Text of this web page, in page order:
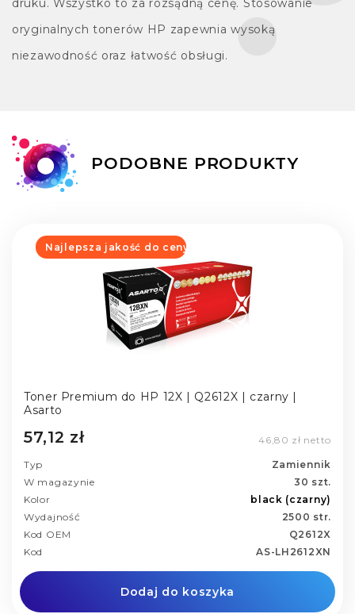
druku. Wszystko to za rozsądną cenę. Stosowanie
oryginalnych tonerów HP zapewnia wysoką
niezawodność oraz łatwość obsługi.
PODOBNE PRODUKTY
Najlepsza jakość do ceny
Toner Premium do HP 12X | Q2612X | czarny |
Asarto
57,12 zł 46,80 zł netto
Typ
Zamiennik
W magazynie
30 szt.
Kolor
black (czarny)
Wydajność
2500 str.
Kod OEM
Q2612X
Kod
AS-LH2612XN
Dodaj do koszyka